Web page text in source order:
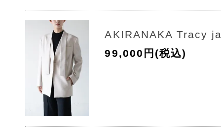
AKIRANAKA Tracy
99,000円(税込)